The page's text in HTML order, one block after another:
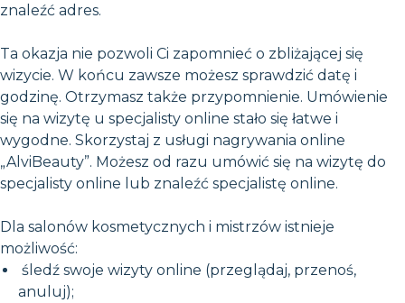
znaleźć adres.
Ta okazja nie pozwoli Ci zapomnieć o zbliżającej się
wizycie. W końcu zawsze możesz sprawdzić datę i
godzinę. Otrzymasz także przypomnienie. Umówienie
się na wizytę u specjalisty online stało się łatwe i
wygodne. Skorzystaj z usługi nagrywania online
„AlviBeauty”. Możesz od razu umówić się na wizytę do
specjalisty online lub znaleźć specjalistę online.
Dla salonów kosmetycznych i mistrzów istnieje
możliwość:
śledź swoje wizyty online (przeglądaj, przenoś,
anuluj);